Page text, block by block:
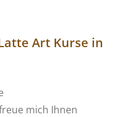
Art Kurse in
mich Ihnen